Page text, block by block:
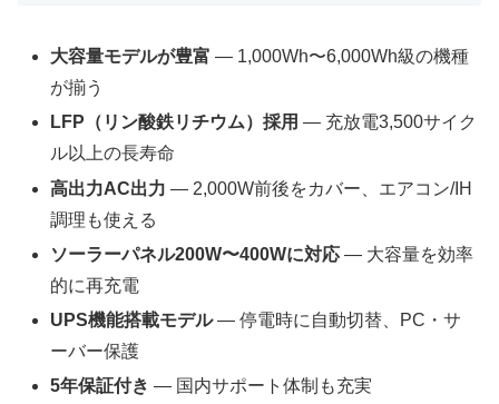
大容量モデルが豊富 ― 1,000Wh〜6,000Wh級の機種
が揃う
LFP（リン酸鉄リチウム）採用 ― 充放電3,500サイク
ル以上の長寿命
高出力AC出力 ― 2,000W前後をカバー、エアコン/IH
調理も使える
ソーラーパネル200W〜400Wに対応 ― 大容量を効率
的に再充電
UPS機能搭載モデル― 停電時に自動切替、PC・サ
ーバー保護
5年保証付き ― 国内サポート体制も充実